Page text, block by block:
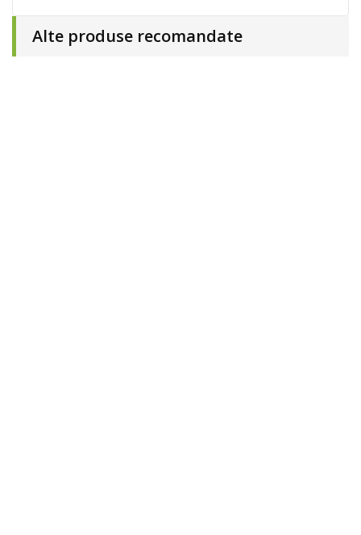
Alte produse recomandate